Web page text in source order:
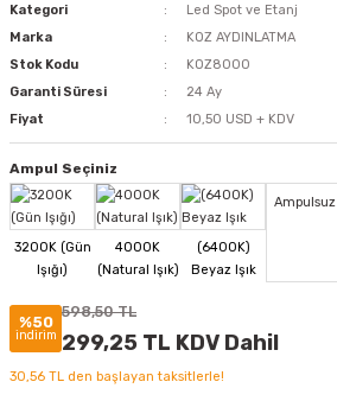
Kategori
Led Spot ve Etanj
Marka
KOZ AYDINLATMA
Stok Kodu
KOZ8000
Garanti Süresi
24 Ay
Fiyat
10,50 USD + KDV
Ampul Seçiniz
Ampulsuz
%50
indirim
598,50 TL
299,25 TL KDV Dahil
30,56 TL den başlayan taksitlerle!